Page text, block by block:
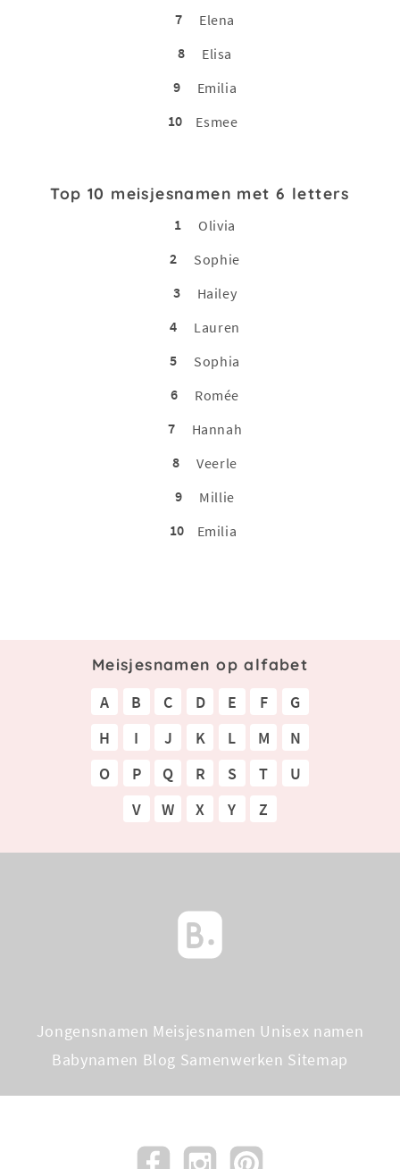
7
Elena
8
Elisa
9
Emilia
10
Esmee
Top 10 meisjesnamen met 6 letters
1
Olivia
2
Sophie
3
Hailey
4
Lauren
5
Sophia
6
Romée
7
Hannah
8
Veerle
9
Millie
10
Emilia
Meisjesnamen op alfabet
A B C D E F
G
H
I J K L M
N
O
P Q R S T
U
V
W X Y Z
Jongensnamen Meisjesnamen Unisex namen
Babynamen Blog Samenwerken Sitemap